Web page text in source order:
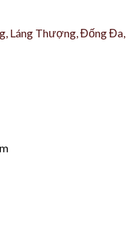
Láng Thượng, Đống Đa,